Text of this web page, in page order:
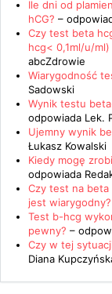
Ile dni od
hCG? –
Czy test beta
hcg< 0,1ml/u/
abcZdrowie
Wiarygodność
Sadowski
Wynik testu
odpowiada Lek.
Ujemny wynik
Łukasz Kowalski
Kiedy mogę
odpowiada
Czy test na beta
jest wiarygodny?
Test b-hcg
pewny? –
Czy w tej
Diana